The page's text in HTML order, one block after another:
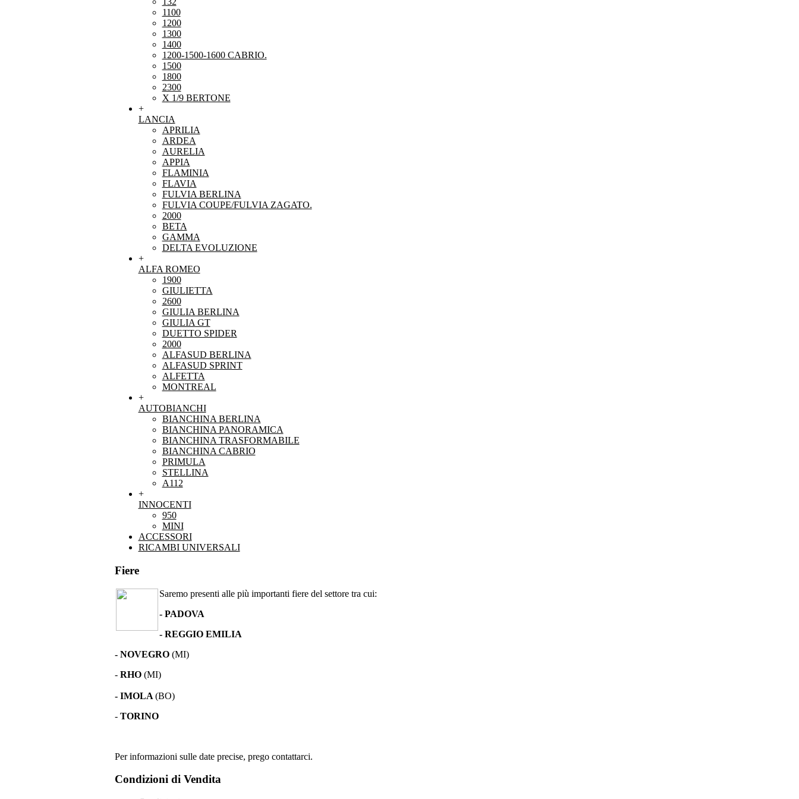
1100
1200
1300
1400
1200-1500-1600 CABRIO.
1500
1800
2300
X 1/9 BERTONE
+
LANCIA
APRILIA
ARDEA
AURELIA
APPIA
FLAMINIA
FLAVIA
FULVIA BERLINA
FULVIA COUPE/FULVIA ZAGATO.
2000
BETA
GAMMA
DELTA EVOLUZIONE
+
ALFA ROMEO
1900
GIULIETTA
2600
GIULIA BERLINA
GIULIA GT
DUETTO SPIDER
2000
ALFASUD BERLINA
ALFASUD SPRINT
ALFETTA
MONTREAL
+
AUTOBIANCHI
BIANCHINA BERLINA
BIANCHINA PANORAMICA
BIANCHINA TRASFORMABILE
BIANCHINA CABRIO
PRIMULA
STELLINA
A112
+
INNOCENTI
950
MINI
ACCESSORI
RICAMBI UNIVERSALI
Fiere
Saremo presenti alle più importanti fiere del settore tra cui:
- PADOVA
- REGGIO EMILIA
- NOVEGRO(MI)
-RHO (MI)
- IMOLA (BO)
- TORINO
Per informazioni sulle date precise, prego contattarci.
Condizioni di Vendita